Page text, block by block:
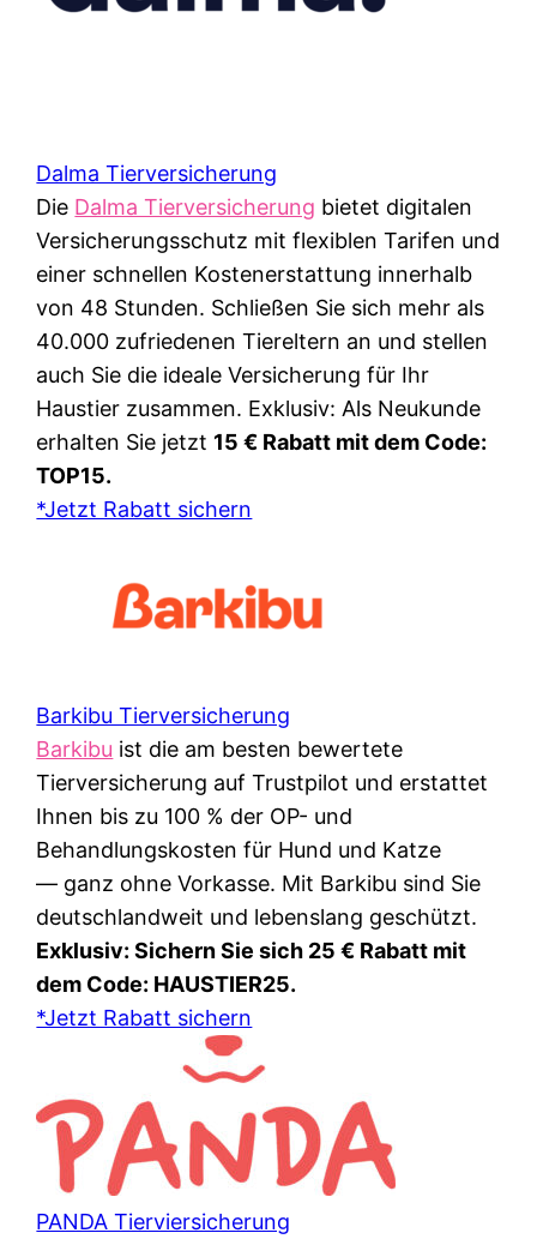
Dalma Tierversicherung
Die Dalma Tierversicherung bietet digitalen
Versicherungsschutz mit flexiblen Tarifen und
einer schnellen Kostenerstattung innerhalb
von 48 Stunden. Schließen Sie sich mehr als
40.000 zufriedenen Tiereltern an und stellen
auch Sie die ideale Versicherung für Ihr
Haustier zusammen. Exklusiv: Als Neukunde
erhalten Sie jetzt 15 € Rabatt mit dem Code:
TOP15.
*Jetzt Rabatt sichern
Barkibu Tierversicherung
Barkibu ist die am besten bewertete
Tierversicherung auf Trustpilot und erstattet
Ihnen bis zu 100 % der OP- und
Behandlungskosten für Hund und Katze
— ganz ohne Vorkasse. Mit Barkibu sind Sie
deutschlandweit und lebenslang geschützt.
Exklusiv: Sichern Sie sich 25 € Rabatt mit
dem Code: HAUSTIER25.
*Jetzt Rabatt sichern
PANDA Tierviersicherung